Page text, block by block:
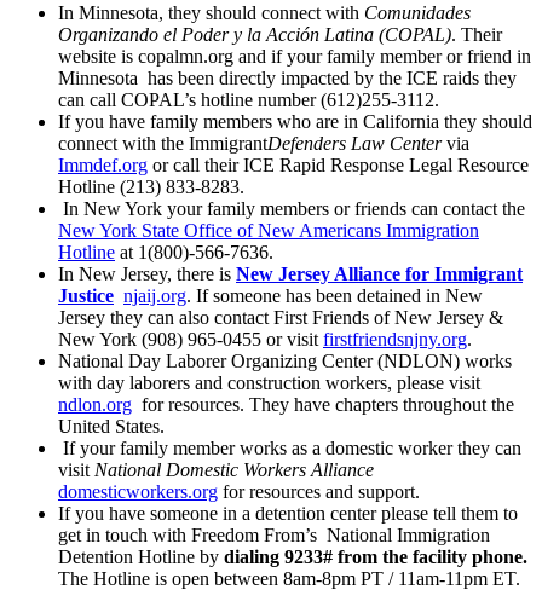
In Minnesota, they should connect with Comunidades
Organizando el Poder y la Acción Latina (COPAL). Their
website is copalmn.org and if your family member or friend in
Minnesota has been directly impacted by the ICE raids they
can call COPAL’s hotline number (612)255-3112.
If you have family members who are in California they should
connect with the ImmigrantDefenders Law Centervia
Immdef.org or call their ICE Rapid Response Legal Resource
Hotline (213) 833-8283.
In New York your family members or friends can contact the
New York State Office of New Americans Immigration
Hotline at 1(800)-566-7636.
In New Jersey, there is New Jersey Alliance for Immigrant
Justice njaij.org. If someone has been detained in New
Jersey they can also contact First Friends of New Jersey &
New York (908) 965-0455 or visit firstfriendsnjny.org.
National Day Laborer Organizing Center (NDLON) works
with day laborers and construction workers, please visit
ndlon.org for resources. They have chapters throughout the
United States.
If your family member works as a domestic worker they can
visit National Domestic Workers Alliance
domesticworkers.org for resources and support.
If you have someone in a detention center please tell them to
get in touch with Freedom From’s National Immigration
Detention Hotline by dialing 9233# from the facility phone.
The Hotline is open between 8am-8pm PT / 11am-11pm ET.